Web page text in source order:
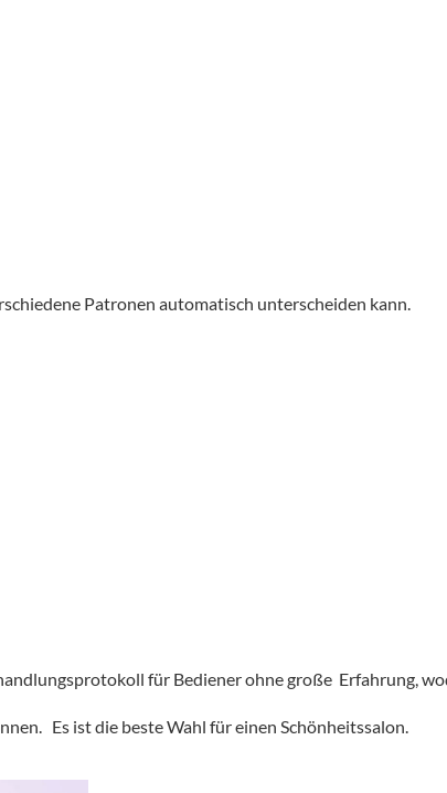
Patronen automatisch unterscheiden kann.
für Bediener ohne große Erfahrung,
Es ist die beste Wahl für einen Schönheitssalon.